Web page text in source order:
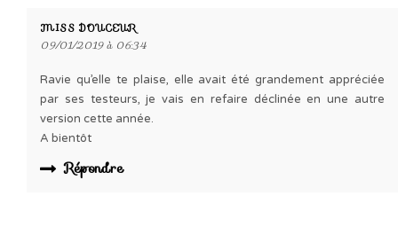
MISS DOUCEUR
09/01/2019 à 06:34
Ravie qu’elle te plaise, elle avait été grandement appréciée
par ses testeurs, je vais en refaire déclinée en une autre
version cette année.
A bientôt
Répondre